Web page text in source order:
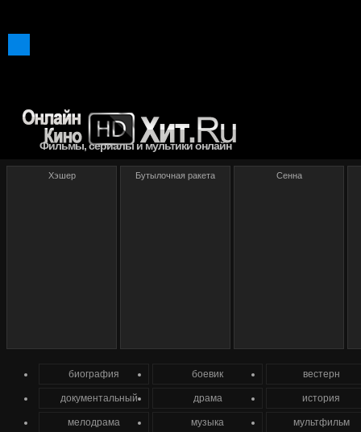
Фильмы, сериалы и мультики онлайн
биография боевик вестерн
документальный драма история
мелодрама музыка мультфильм
Хэшер Бутылочная ракета Сенна